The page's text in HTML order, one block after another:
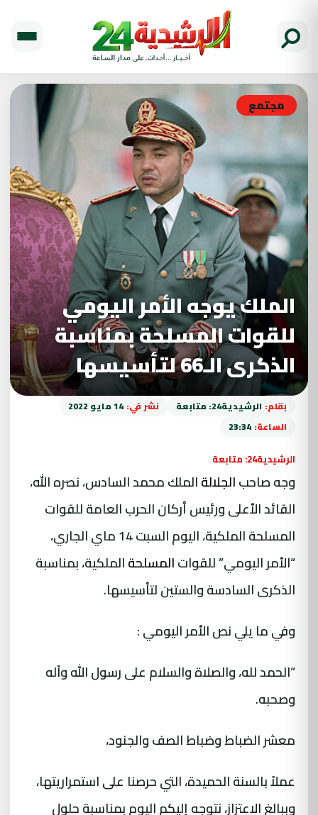
مجتمع
الملك يوجه الأمر اليومي
للقوات المسلحة بمناسبة
الذكرى الـ66 لتأسيسها
بقلم: الرشيدية24: متابعة نشر في: 14 مايو 2022
الساعة: 23:34
الرشيدية24: متابعة
وجه صاحبالجلالةالملك محمد السادس، نصره الله،
القائد الأعلى ورئيس أركان الحرب العامة للقوات
المسلحة الملكية، اليوم السبت 14 ماي الجاري،
“الأمر اليومي” للقواتالمسلحةالملكية، بمناسبة
الذكرى السادسة والستين لتأسيسها.
وفي ما يلي نص الأمر اليومي :
“الحمد لله، والصلاة والسلام على رسول الله وآله
وصحبه.
معشر الضباط وضباط الصف والجنود،
عملاً بالسنة الحميدة، التي حرصنا على استمراريتها،
وببالغ الاعتزاز، نتوجه إليكم اليوم بمناسبة حلول